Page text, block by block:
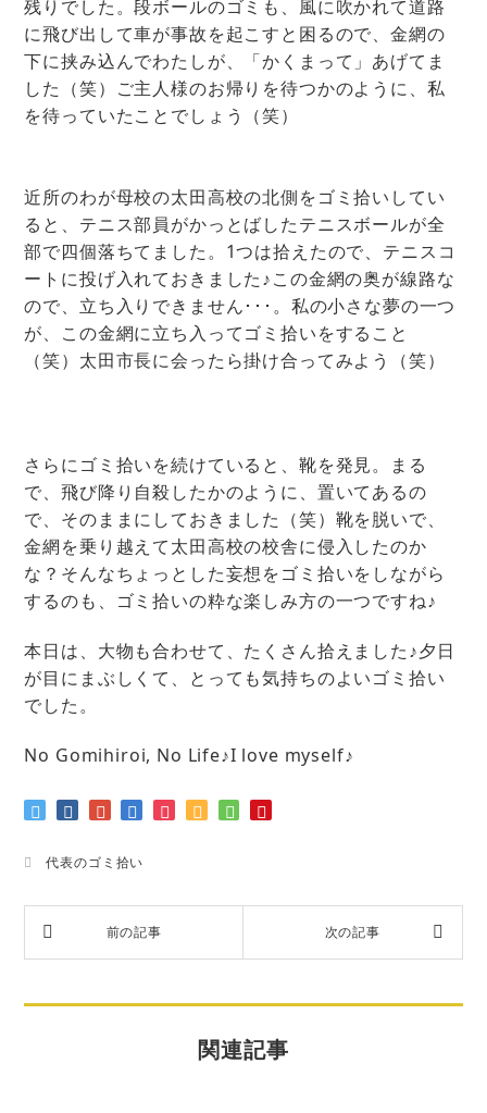
残りでした。段ボールのゴミも、風に吹かれて道路
に飛び出して車が事故を起こすと困るので、金網の
下に挟み込んでわたしが、「かくまって」あげてま
した（笑）ご主人様のお帰りを待つかのように、私
を待っていたことでしょう（笑）
近所のわが母校の太田高校の北側をゴミ拾いしてい
ると、テニス部員がかっとばしたテニスボールが全
部で四個落ちてました。1つは拾えたので、テニスコ
ートに投げ入れておきました♪この金網の奥が線路な
ので、立ち入りできません･･･。私の小さな夢の一つ
が、この金網に立ち入ってゴミ拾いをすること
（笑）太田市長に会ったら掛け合ってみよう（笑）
さらにゴミ拾いを続けていると、靴を発見。まる
で、飛び降り自殺したかのように、置いてあるの
で、そのままにしておきました（笑）靴を脱いで、
金網を乗り越えて太田高校の校舎に侵入したのか
な？そんなちょっとした妄想をゴミ拾いをしながら
するのも、ゴミ拾いの粋な楽しみ方の一つですね♪
本日は、大物も合わせて、たくさん拾えました♪夕日
が目にまぶしくて、とっても気持ちのよいゴミ拾い
でした。
No Gomihiroi, No Life♪I love myself♪
代表のゴミ拾い
関連記事